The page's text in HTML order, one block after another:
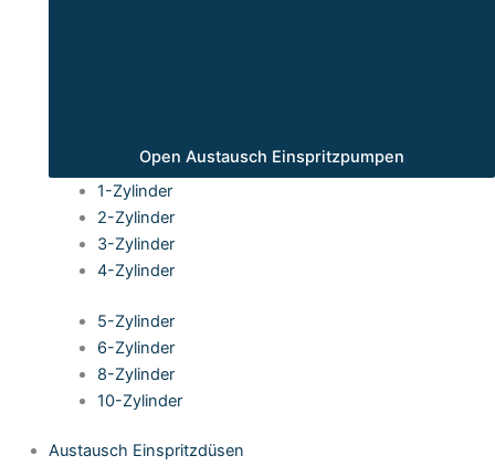
Open Austausch Einspritzpumpen
1-Zylinder
2-Zylinder
3-Zylinder
4-Zylinder
5-Zylinder
6-Zylinder
8-Zylinder
10-Zylinder
Austausch Einspritzdüsen